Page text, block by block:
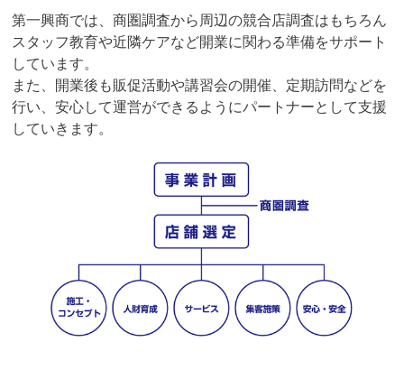
第一興商では、商圏調査から周辺の競合店調査はもちろん
スタッフ教育や近隣ケアなど開業に関わる準備をサポート
しています。
また、開業後も販促活動や講習会の開催、定期訪問などを
行い、安心して運営ができるようにパートナーとして支援
していきます。